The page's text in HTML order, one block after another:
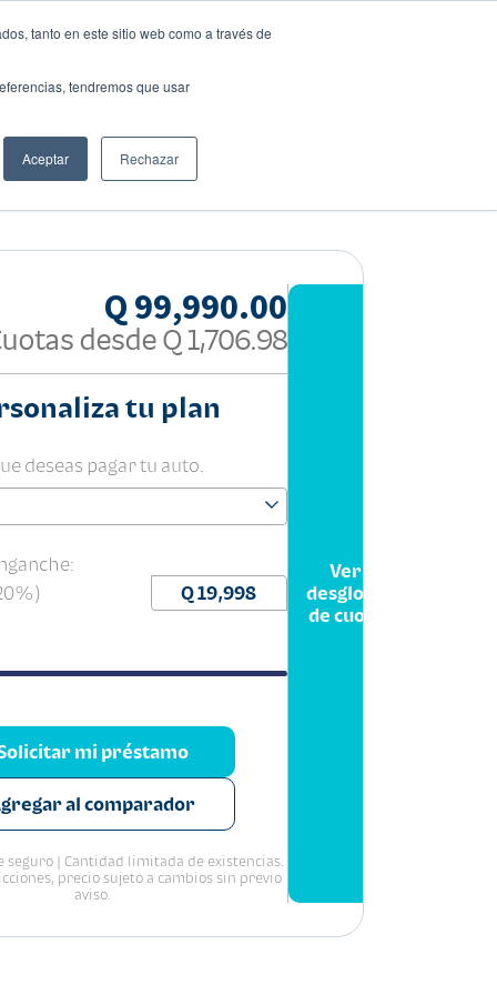
tanto en este sitio web como a través de
tendremos que usar
Aceptar Rechazar
Compartir:
Q 99,990.00
desde Q 1,706.98
tu plan
deseas pagar tu auto.
mi préstamo
al comparador
seguro | Cantidad limitada de existencias.
precio sujeto a cambios sin previo
aviso.
Ver
desglose
de cuota